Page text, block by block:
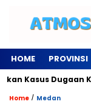
HOME PROVINSI
Dugaan Korupsi
Home / Medan